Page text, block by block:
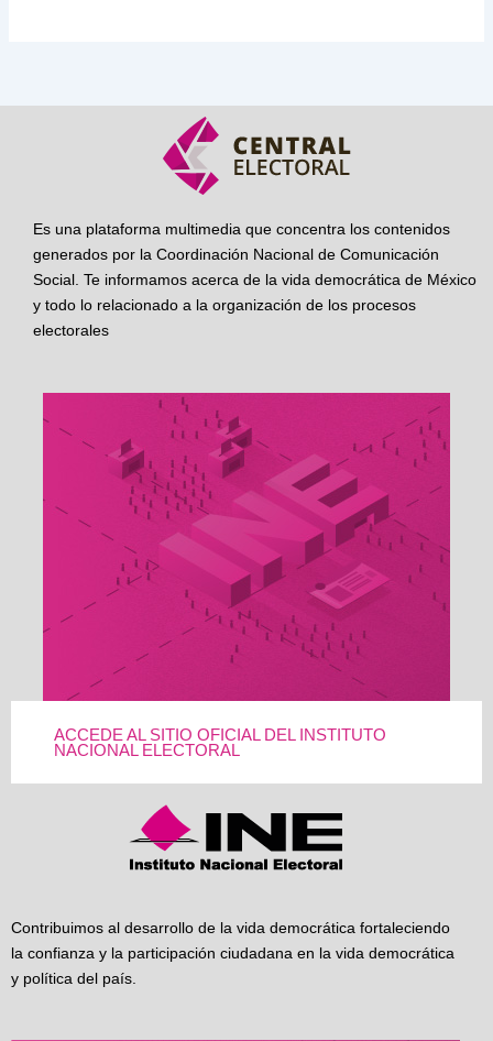
Es una plataforma multimedia que concentra los contenidos
generados por la Coordinación Nacional de Comunicación
Social. Te informamos acerca de la vida democrática de México
y todo lo relacionado a la organización de los procesos
electorales
ACCEDE AL SITIO OFICIAL DEL INSTITUTO
NACIONAL ELECTORAL
Contribuimos al desarrollo de la vida democrática fortaleciendo
la confianza y la participación ciudadana en la vida democrática
y política del país.